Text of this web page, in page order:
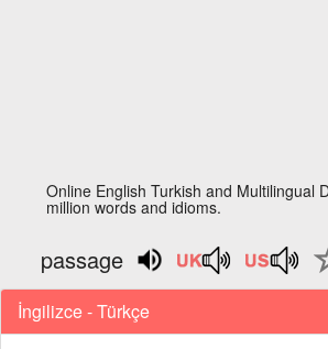
Online English Turkish and Multilingual
million words and idioms.
passage
İngilizce - Türkçe